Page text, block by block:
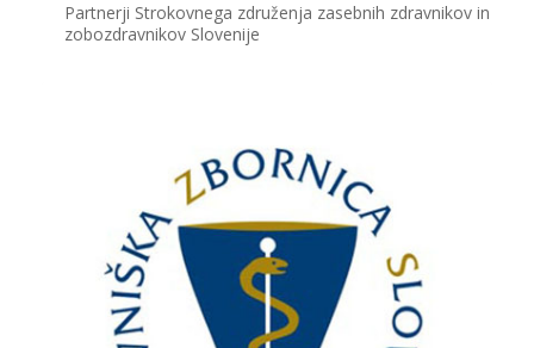
Partnerji Strokovnega združenja zasebnih zdravnikov in
zobozdravnikov Slovenije